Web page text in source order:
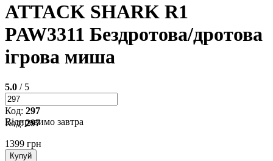
ATTACK SHARK R1
PAW3311 Бездротова/дротова
ігрова миша
5.0 / 5
Код: 297
Відправимо завтра
Код:297
1399 грн
Купуй